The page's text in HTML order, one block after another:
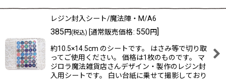
レジン封入シート/魔法陣・M/A6
385円(税込) [通常販売価格: 550円]
約10.5×14.5cm のシートです。 はさみ等で切り取
ってご使用ください。 価格は1枚のものです。 マ
ジロラ魔法雑貨店さんデザイン・製作のレジン封
入用シートです。 白い台紙に乗せて撮影しており